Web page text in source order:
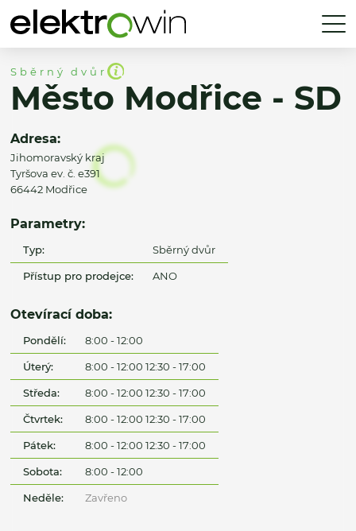
Sběrný dvůr
Město Modřice - SD
Adresa:
Jihomoravský kraj
Tyršova ev. č. e391
66442 Modřice
Parametry:
Typ: Sběrný dvůr
Přístup pro prodejce: ANO
Otevírací doba:
Pondělí: 8:00 - 12:00
Úterý: 8:00 - 12:00 12:30 - 17:00
Středa: 8:00 - 12:00 12:30 - 17:00
Čtvrtek: 8:00 - 12:00 12:30 - 17:00
Pátek: 8:00 - 12:00 12:30 - 17:00
Sobota: 8:00 - 12:00
Neděle: Zavřeno